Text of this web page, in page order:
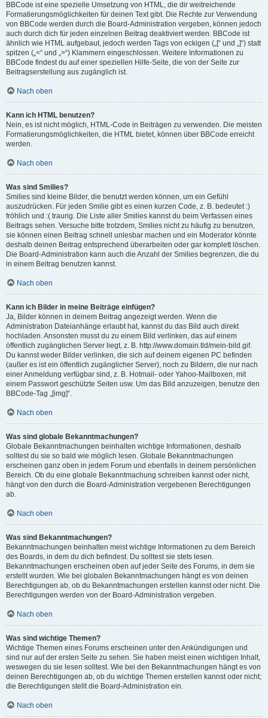
BBCode ist eine spezielle Umsetzung von HTML, die dir weitreichende
Formatierungsmöglichkeiten für deinen Text gibt. Die Rechte zur Verwendung
von BBCode werden durch die Board-Administration vergeben, können jedoch
auch durch dich für jeden einzelnen Beitrag deaktiviert werden. BBCode ist
ähnlich wie HTML aufgebaut, jedoch werden Tags von eckigen („[“ und „]“) statt
spitzen („<“ und „>“) Klammern eingeschlossen. Weitere Informationen zu
BBCode findest du auf einer speziellen Hilfe-Seite, die von der Seite zur
Beitragserstellung aus zugänglich ist.
Nach oben
Kann ich HTML benutzen?
Nein, es ist nicht möglich, HTML-Code in Beiträgen zu verwenden. Die meisten
Formatierungsmöglichkeiten, die HTML bietet, können über BBCode erreicht
werden.
Nach oben
Was sind Smilies?
Smilies sind kleine Bilder, die benutzt werden können, um ein Gefühl
auszudrücken. Für jeden Smilie gibt es einen kurzen Code, z. B. bedeutet :)
fröhlich und :( traurig. Die Liste aller Smilies kannst du beim Verfassen eines
Beitrags sehen. Versuche bitte trotzdem, Smilies nicht zu häufig zu benutzen,
sie können einen Beitrag schnell unlesbar machen und ein Moderator könnte
deshalb deinen Beitrag entsprechend überarbeiten oder gar komplett löschen.
Die Board-Administration kann auch die Anzahl der Smilies begrenzen, die du
in einem Beitrag benutzen kannst.
Nach oben
Kann ich Bilder in meine Beiträge einfügen?
Ja, Bilder können in deinem Beitrag angezeigt werden. Wenn die
Administration Dateianhänge erlaubt hat, kannst du das Bild auch direkt
hochladen. Ansonsten musst du zu einem Bild verlinken, das auf einem
öffentlich zugänglichen Server liegt, z. B. http://www.domain.tld/mein-bild.gif.
Du kannst weder Bilder verlinken, die sich auf deinem eigenen PC befinden
(außer es ist ein öffentlich zugänglicher Server), noch zu Bildern, die nur nach
einer Anmeldung verfügbar sind, z. B. Hotmail- oder Yahoo-Mailboxen, mit
einem Passwort geschützte Seiten usw. Um das Bild anzuzeigen, benutze den
BBCode-Tag „[img]“.
Nach oben
Was sind globale Bekanntmachungen?
Globale Bekanntmachungen beinhalten wichtige Informationen, deshalb
solltest du sie so bald wie möglich lesen. Globale Bekanntmachungen
erscheinen ganz oben in jedem Forum und ebenfalls in deinem persönlichen
Bereich. Ob du eine globale Bekanntmachung schreiben kannst oder nicht,
hängt von den durch die Board-Administration vergebenen Berechtigungen
ab.
Nach oben
Was sind Bekanntmachungen?
Bekanntmachungen beinhalten meist wichtige Informationen zu dem Bereich
des Boards, in dem du dich befindest. Du solltest sie stets lesen.
Bekanntmachungen erscheinen oben auf jeder Seite des Forums, in dem sie
erstellt wurden. Wie bei globalen Bekanntmachungen hängt es von deinen
Berechtigungen ab, ob du Bekanntmachungen erstellen kannst oder nicht. Die
Berechtigungen werden von der Board-Administration vergeben.
Nach oben
Was sind wichtige Themen?
Wichtige Themen eines Forums erscheinen unter den Ankündigungen und
sind nur auf der ersten Seite zu sehen. Sie haben meist einen wichtigen Inhalt,
weswegen du sie lesen solltest. Wie bei den Bekanntmachungen hängt es von
deinen Berechtigungen ab, ob du wichtige Themen erstellen kannst oder nicht;
die Berechtigungen stellt die Board-Administration ein.
Nach oben